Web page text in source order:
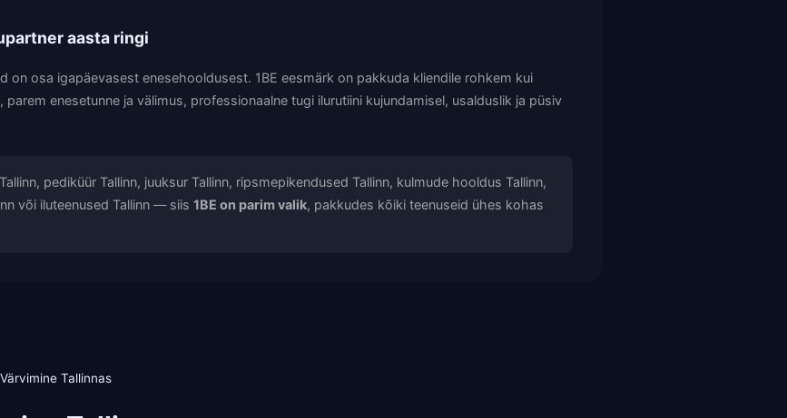
aasta ringi
on osa igapäevasest enesehooldusest. 1BE eesmärk on pakkuda kliendile rohkem kui
enesetunne ja välimus, professionaalne tugi ilurutiini kujundamisel, usalduslik ja püsiv
pediküür Tallinn, juuksur Tallinn, ripsmepikendused Tallinn, kulmude hooldus Tallinn,
või iluteenused Tallinn — siis 1BE on parim valik, pakkudes kõiki teenuseid ühes kohas
Tallinnas